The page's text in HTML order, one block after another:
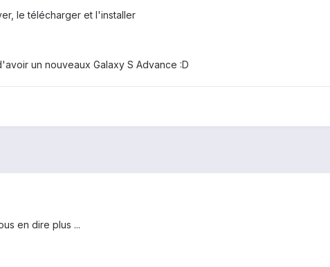
le télécharger et l'installer
un nouveaux Galaxy S Advance :D
en dire plus ...